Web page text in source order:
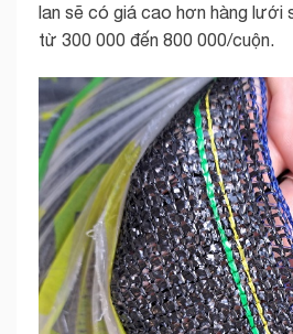
lan sẽ có giá cao hơn hàng lưới
từ 300 000 đến 800 000/cuộn.